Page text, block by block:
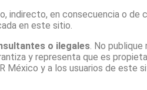
indirecto, en consecuencia o
en este sitio.
o ilegales. No
y representa que es
y a los usuarios de este